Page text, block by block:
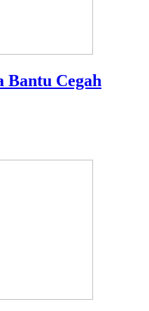
Bantu Cegah